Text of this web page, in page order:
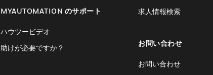
MYAUTOMATION のサポート
ハウツービデオ
助けが必要ですか？
求人情報検索
お問い合わせ
お問い合わせ